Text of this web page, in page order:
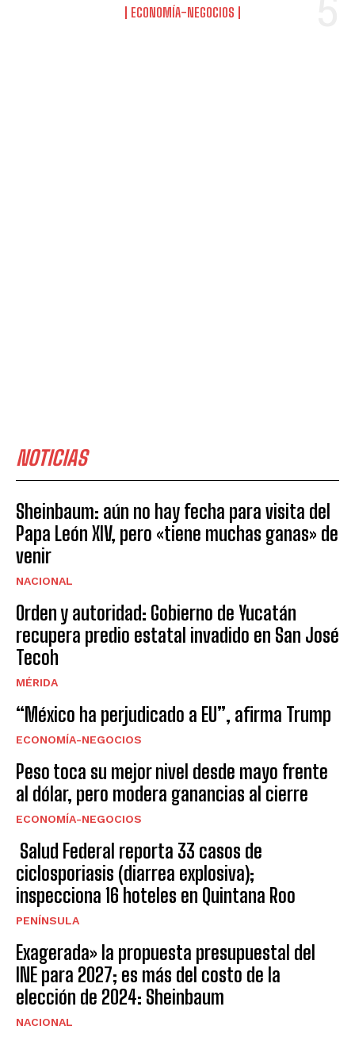
ECONOMÍA-NEGOCIOS
NOTICIAS
Sheinbaum: aún no hay fecha para visita del
Papa León XIV, pero «tiene muchas ganas» de
venir
NACIONAL
Orden y autoridad: Gobierno de Yucatán
recupera predio estatal invadido en San José
Tecoh
MÉRIDA
“México ha perjudicado a EU”, afirma Trump
ECONOMÍA-NEGOCIOS
Peso toca su mejor nivel desde mayo frente
al dólar, pero modera ganancias al cierre
ECONOMÍA-NEGOCIOS
Salud Federal reporta 33 casos de
ciclosporiasis (diarrea explosiva);
inspecciona 16 hoteles en Quintana Roo
PENÍNSULA
Exagerada» la propuesta presupuestal del
INE para 2027; es más del costo de la
elección de 2024: Sheinbaum
NACIONAL